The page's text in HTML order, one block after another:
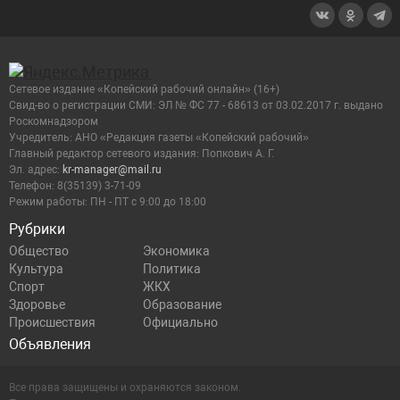
Рубрики
Общество
Экономика
Культура
Политика
Спорт
ЖКХ
Здоровье
Образование
Происшествия
Официально
Объявления
Сетевое издание «Копейский рабочий онлайн» (16+)
Cвид-во о регистрации СМИ: ЭЛ № ФС 77 - 68613 от 03.02.2017 г. выдано
Роскомнадзором
Учредитель: АНО «Редакция газеты «Копейский рабочий»
Главный редактор сетевого издания: Попкович А. Г.
Эл. адрес: kr-manager@mail.ru
Телефон: 8(35139) 3-71-09
Режим работы: ПН - ПТ с 9:00 до 18:00
Все права защищены и охраняются законом.